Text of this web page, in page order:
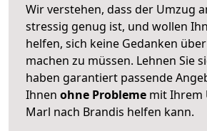
Wir verstehen, dass der Umzug
stressig genug ist, und wollen
helfen, sich keine Gedanken
machen zu müssen. Lehnen Sie
haben garantiert passende
Ihnen ohne Probleme mit Ihrem
Marl nach Brandis helfen kann.